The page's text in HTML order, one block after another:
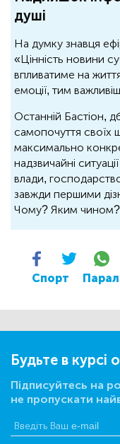
душі
На думку знавця
«Цінність новини
впливатиме на
емоції, тим
Останній Бастіон,
самопочуття своїх
максимально
надзвичайні ситуації
влади,
завжди першими
Чому? Яким чином?
Спорт
Будьте в курсі
Підписуйтесь на
не пропускати